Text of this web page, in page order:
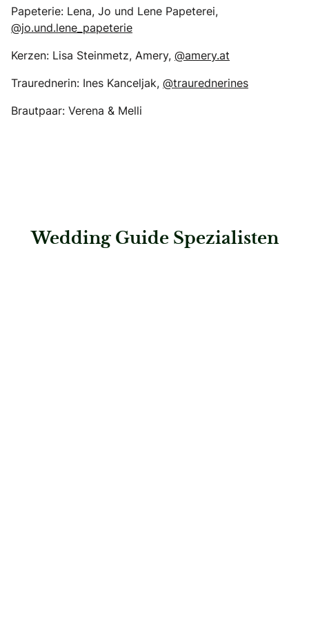
Papeterie: Lena, Jo und Lene Papeterei,
@jo.und.lene_papeterie
Kerzen: Lisa Steinmetz, Amery, @amery.at
Traurednerin: Ines Kanceljak, @traurednerines
Brautpaar: Verena & Melli
Wedding Guide Spezialisten